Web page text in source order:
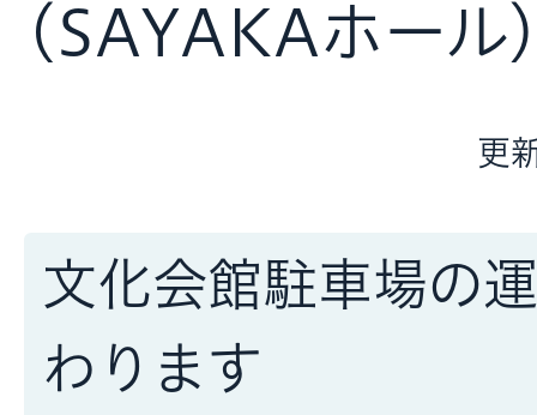
(SAYAKAホール
更
文化会館駐車場の
わります